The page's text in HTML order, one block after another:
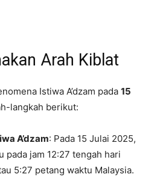
Arah Kiblat
Istiwa A’dzam pada 15
langkah berikut:
A’dzam: Pada 15 Julai 2025,
pada jam 12:27 tengah hari
5:27 petang waktu Malaysia.